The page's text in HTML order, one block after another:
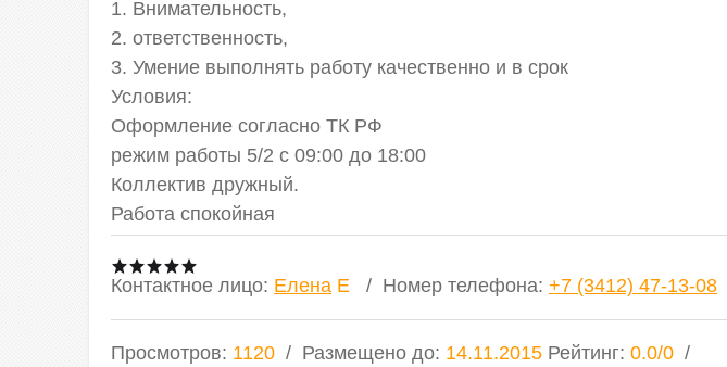
1. Внимательность,
2. ответственность,
3. Умение выполнять работу качественно и в срок
Условия:
Оформление согласно ТК РФ
режим работы 5/2 с 09:00 до 18:00
Коллектив дружный.
Работа спокойная
Контактное лицо: Елена E Номер телефона: +7 (3412) 47-13-08
Просмотров: 1120 Размещено до: 14.11.2015 Рейтинг: 0.0/0